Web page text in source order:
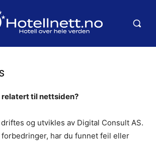
relatert til nettsiden?
og utvikles av Digital Consult AS.
har du funnet feil eller